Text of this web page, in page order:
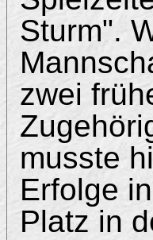
Sturm".
zwei
musste
Erfolge
Platz in